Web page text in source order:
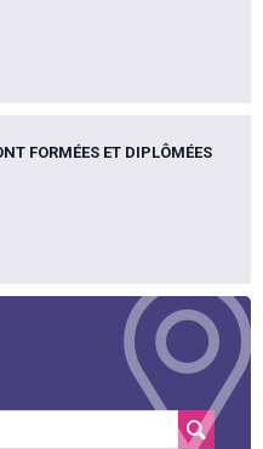
FORMÉES ET DIPLÔMÉES